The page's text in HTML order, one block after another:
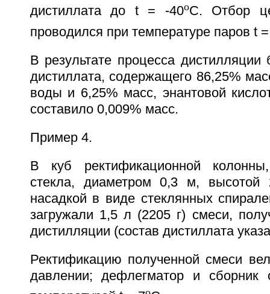
дистиллата до t = -40oC. Отбор
проводился при температуре паров t
В результате процесса
дистиллата, содержащего 86,25%
воды и 6,25% масс, энантовой
составило 0,009% масс.
Пример 4.
В куб ректификационной
стекла, диаметром 0,3 м, высотой
насадкой в виде стеклянных
загружали 1,5 л (2205 г) смеси,
дистилляции (состав дистиллата
Ректификацию полученной смеси
давлении; дефлегматор и сборник